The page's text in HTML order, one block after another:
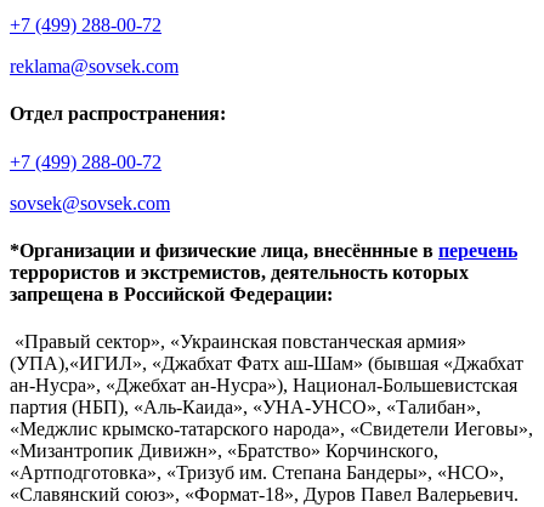
+7 (499) 288-00-72
reklama@sovsek.com
Отдел распространения:
+7 (499) 288-00-72
sovsek@sovsek.com
*Организации и физические лица, внесённные в перечень
террористов и экстремистов, деятельность которых
запрещена в Российской Федерации:
«Правый сектор», «Украинская повстанческая армия»
(УПА),«ИГИЛ», «Джабхат Фатх аш-Шам» (бывшая «Джабхат
ан-Нусра», «Джебхат ан-Нусра»), Национал-Большевистская
партия (НБП), «Аль-Каида», «УНА-УНСО», «Талибан»,
«Меджлис крымско-татарского народа», «Свидетели Иеговы»,
«Мизантропик Дивижн», «Братство» Корчинского,
«Артподготовка», «Тризуб им. Степана Бандеры», «НСО»,
«Славянский союз», «Формат-18», Дуров Павел Валерьевич.